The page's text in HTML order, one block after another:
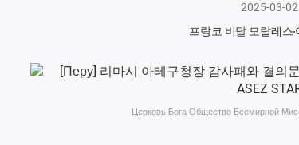
2025-03-02
프랑코 비달 모랄레스
Церковь Бога Общество Всемирной